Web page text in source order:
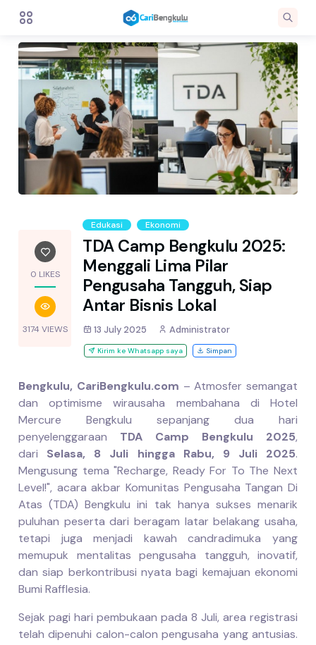
0 LIKES
3174 VIEWS
Edukasi Ekonomi
TDA Camp Bengkulu 2025:
Menggali Lima Pilar
Pengusaha Tangguh, Siap
Antar Bisnis Lokal
13 July 2025 Administrator
Kirim ke Whatsapp saya Simpan
Bengkulu, CariBengkulu.com – Atmosfer semangat
dan optimisme wirausaha membahana di Hotel
Mercure Bengkulu sepanjang dua hari
penyelenggaraan TDA Camp Bengkulu 2025,
dari Selasa, 8 Juli hingga Rabu, 9 Juli 2025.
Mengusung tema "Recharge, Ready For To The Next
Level!", acara akbar Komunitas Pengusaha Tangan Di
Atas (TDA) Bengkulu ini tak hanya sukses menarik
puluhan peserta dari beragam latar belakang usaha,
tetapi juga menjadi kawah candradimuka yang
memupuk mentalitas pengusaha tangguh, inovatif,
dan siap berkontribusi nyata bagi kemajuan ekonomi
Bumi Rafflesia.
Sejak pagi hari pembukaan pada 8 Juli, area registrasi
telah dipenuhi calon-calon pengusaha yang antusias.